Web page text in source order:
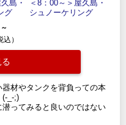
～
）
材やタンクを背負っての本
(-_-;)
ってみると良いのではない